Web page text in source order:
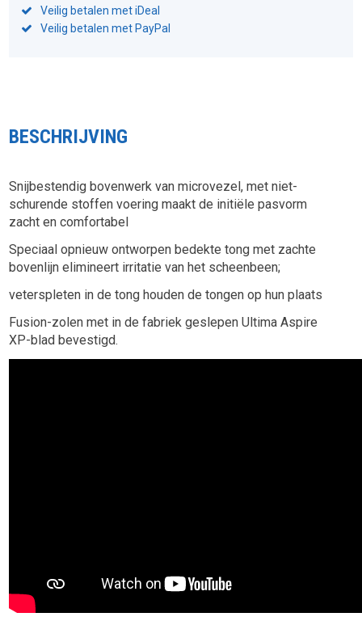
Veilig betalen met iDeal
Veilig betalen met PayPal
BESCHRIJVING
Snijbestendig bovenwerk van microvezel, met niet-
schurende stoffen voering maakt de initiële pasvorm
zacht en comfortabel
Speciaal opnieuw ontworpen bedekte tong met zachte
bovenlijn elimineert irritatie van het scheenbeen;
veterspleten in de tong houden de tongen op hun plaats
Fusion-zolen met in de fabriek geslepen Ultima Aspire
XP-blad bevestigd.